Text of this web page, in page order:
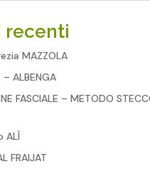
recenti
MAZZOLA
– ALBENGA
FASCIALE – METODO
ALÌ
FRAIJAT